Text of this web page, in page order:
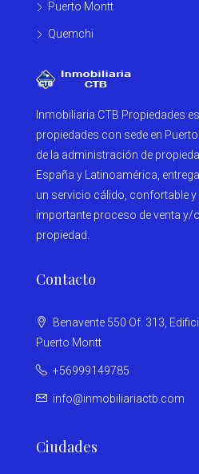
Puerto Montt
Quemchi
Inmobiliaria CTB Propiedades
propiedades con sede en
de la administración de
España y Latinoamérica,
un servicio cálido, confortable y
importante proceso de venta y/
propiedad.
Contacto
Benavente 550 Of. 313,
Puerto Montt
+56999149785
info@inmobiliariactb.com
Ciudades